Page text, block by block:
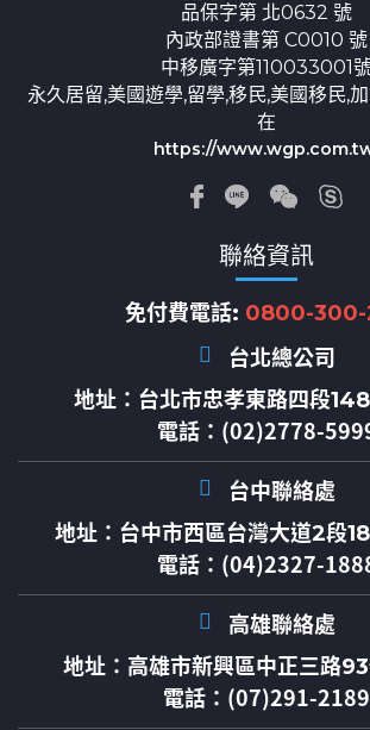
品保字第 北0632 號
內政部證書第 C0010 號
中移廣字第110033001
永久居留,美國遊學,留學,移民,美國移民,
在
https://
聯絡資訊
免付費電話: 0800-
台北總公司
地址： 台北市忠孝東路四段
電話：(02)2778-
台中聯絡處
地址： 台中市西區台灣大道2段
電話：(04)2327-
高雄聯絡處
地址： 高雄市新興區中正三路
電話：(07)291-2189